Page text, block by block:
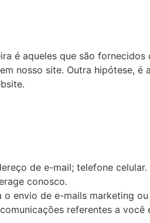
é aqueles que são fornecidos
nosso site. Outra hipótese, é
de e-mail; telefone celular.
conosco.
o envio de e-mails marketing
referentes a você